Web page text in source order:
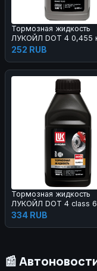
Тормозная жидкость
ЛУКОЙЛ DOT 4 0,455
252 RUB
Тормозная жидкость
ЛУКОЙЛ DOT 4 class
кг
334 RUB
📰